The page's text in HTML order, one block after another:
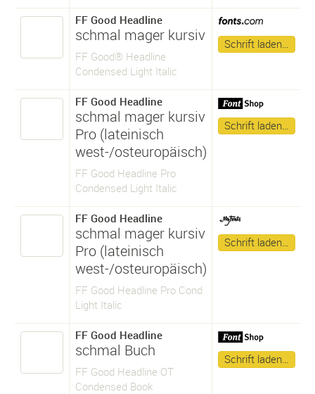
FF Good Headline
schmal mager kursiv
FF Good® Headline
Condensed Light Italic
Schrift laden…
FF Good Headline
schmal mager kursiv
Pro (lateinisch
west-/osteuropäisch)
FF Good Headline Pro
Condensed Light Italic
Schrift laden…
FF Good Headline
schmal mager kursiv
Pro (lateinisch
west-/osteuropäisch)
FF Good Headline Pro Cond
Light Italic
Schrift laden…
FF Good Headline
schmal Buch
FF Good Headline OT
Condensed Book
Schrift laden…